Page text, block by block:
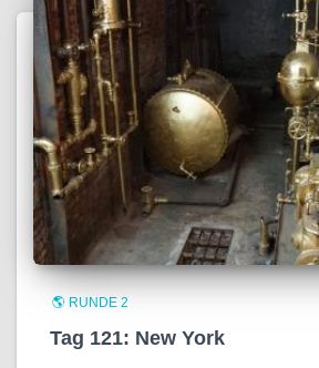
🌎 RUNDE 2
Tag 121: New York